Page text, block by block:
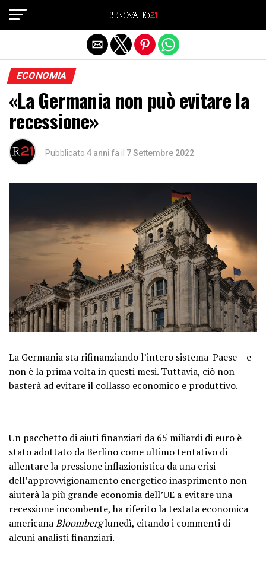
ECONOMIA
«La Germania non può evitare la
recessione»
Pubblicato 4 anni fa il 7 Settembre 2022
La Germania sta rifinanziando l’intero sistema-Paese – e
non è la prima volta in questi mesi. Tuttavia, ciò non
basterà ad evitare il collasso economico e produttivo.
Un pacchetto di aiuti finanziari da 65 miliardi di euro è
stato adottato da Berlino come ultimo tentativo di
allentare la pressione inflazionistica da una crisi
dell’approvvigionamento energetico inasprimento non
aiuterà la più grande economia dell’UE a evitare una
recessione incombente, ha riferito la testata economica
americanaBloomberglunedì, citando i commenti di
alcuni analisti finanziari.
Exit mobile version